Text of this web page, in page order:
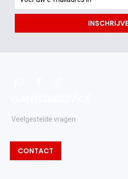
ontvang
als
acties
Veelgestelde vragen
CONTACT